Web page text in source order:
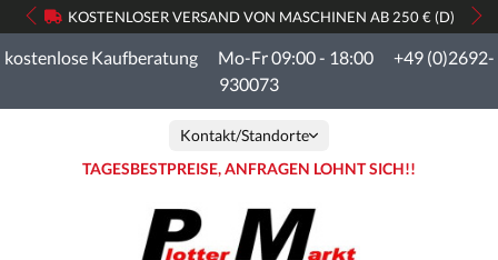
KOSTENLOSER VERSAND VON MASCHINEN AB 250 € (D)
kostenlose Kaufberatung Mo-Fr 09:00 - 18:00 +49 (0)2692-
930073
Kontakt/Standorte
TAGESBESTPREISE, ANFRAGEN LOHNT SICH!!